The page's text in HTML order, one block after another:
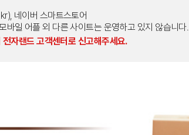
네이버 스마트스토어
일 어플 외 다른 사이트는 운영하고 있지 않습니다.
전자랜드 고객센터로 신고해주세요.